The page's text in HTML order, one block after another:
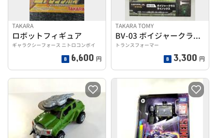
TAKARA
ロボットフィギュア
ギャラクシーフォース ニトロコンボイ
6,600 円
TAKARA TOMY
BV-03 ボイジャークラス ライノックス
トランスフォーマー
3,300 円